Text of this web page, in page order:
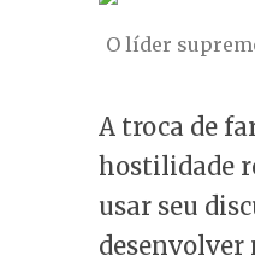
O líder
A troca de
hostilidade
usar seu
desenvolver